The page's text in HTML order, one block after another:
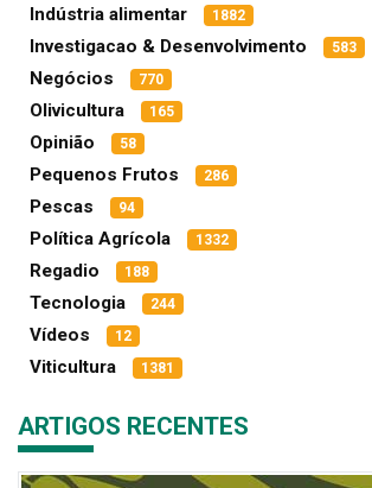
Indústria alimentar 1882
Investigacao & Desenvolvimento 583
Negócios 770
Olivicultura 165
Opinião 58
Pequenos Frutos 286
Pescas 94
Política Agrícola 1332
Regadio 188
Tecnologia 244
Vídeos 12
Viticultura 1381
ARTIGOS RECENTES